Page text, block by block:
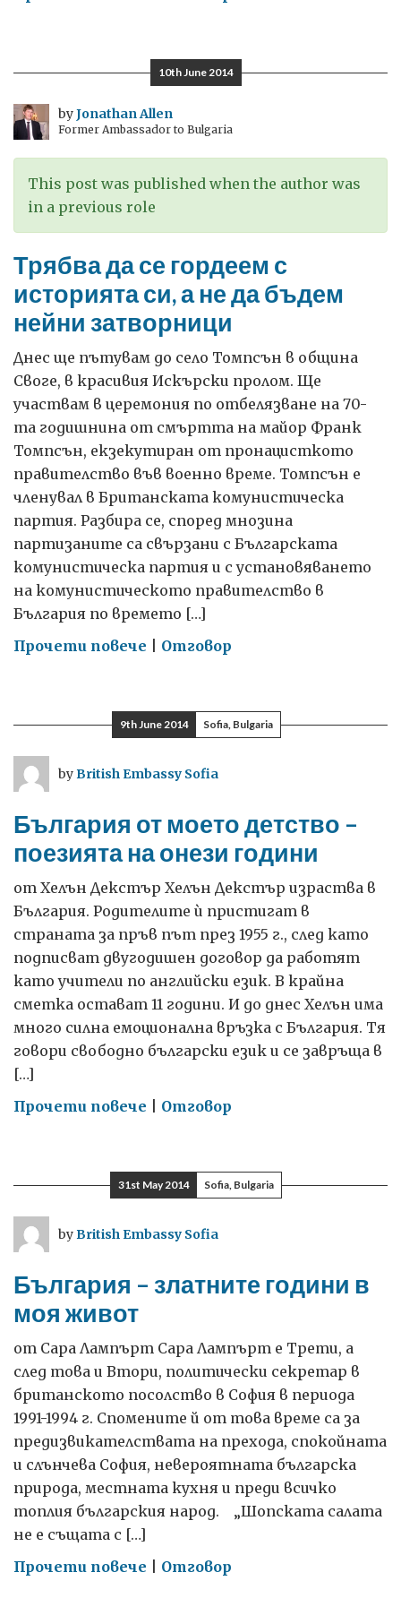
посланик
в
България
10th June 2014
byJonathan Allen
Former Ambassador to Bulgaria
This post was published when the author was
in a previous role
Трябва да се гордеем с
историята си, а не да бъдем
нейни затворници
Днес ще пътувам до село Томпсън в община
Своге, в красивия Искърски пролом. Ще
участвам в церемония по отбелязване на 70-
та годишнина от смъртта на майор Франк
Томпсън, екзекутиран от пронацисткото
правителство във военно време. Томпсън е
членувал в Британската комунистическа
партия. Разбира се, според мнозина
партизаните са свързани с Българската
комунистическа партия и с установяването
на комунистическото правителство в
България по времето […]
Прочети повече on
се
гордеем
историята
а
не
бъдем
нейни
затворници
Отговор
9th June 2014 Sofia, Bulgaria
byBritish Embassy Sofia
България от моето детство –
поезията на онези години
от Хелън Декстър Хелън Декстър израства в
България. Родителите ѝ пристигат в
страната за пръв път през 1955 г., след като
подписват двугодишен договор да работят
като учители по английски език. В крайна
сметка остават 11 години. И до днес Хелън има
много силна емоционална връзка с България. Тя
говори свободно български език и се завръща в
[…]
Прочети повече on
моето
детство
поезията
онези
Отговор
31st May 2014 Sofia, Bulgaria
byBritish Embassy Sofia
България – златните години в
моя живот
от Сара Лампърт Сара Лампърт е Трети, а
след това и Втори, политически секретар в
британското посолство в София в периода
1991-1994 г. Спомените й от това време са за
предизвикателствата на прехода, спокойната
и слънчева София, невероятната българска
природа, местната кухня и преди всичко
топлия българския народ. „Шопската салата
не е същата с […]
Прочети повече onОтговор